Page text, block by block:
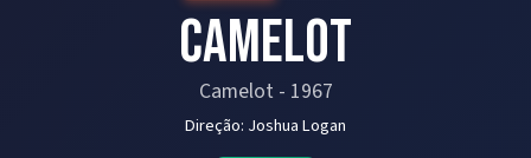
Camelot
Camelot- 1967
Direção: Joshua Logan